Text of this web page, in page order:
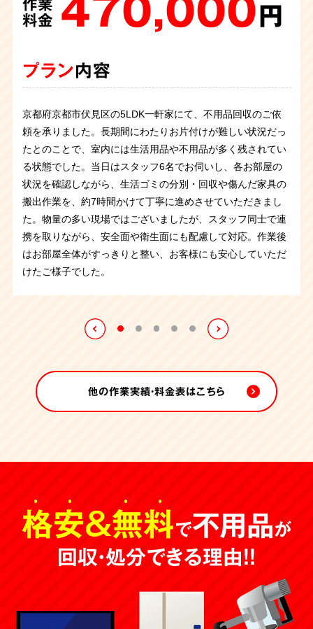
料金 円
プラン内容
京都府京都市伏見区の5LDK一軒家にて、不用品回収のご依
頼を承りました。長期間にわたりお片付けが難しい状況だっ
たとのことで、室内には生活用品や不用品が多く残されてい
る状態でした。当日はスタッフ6名でお伺いし、各お部屋の
状況を確認しながら、生活ゴミの分別・回収や傷んだ家具の
搬出作業を、約7時間かけて丁寧に進めさせていただきまし
た。物量の多い現場ではございましたが、スタッフ同士で連
携を取りながら、安全面や衛生面にも配慮して対応。作業後
はお部屋全体がすっきりと整い、お客様にも安心していただ
けたご様子でした。
作業
料金 98,000円
プラン内容
京都府京都市伏見区の事務所にて、オフィス片付けに伴う指
定不用品の回収を承りました。 事務所整理で発生した不用品
を処分したいとのご依頼をいただき、スタッフ3名でお伺い
しました。当日はあいにく雨天でしたが、オフィス内や搬出
経路を濡らさないよう細心の注意を払いながら、丁寧かつ迅
速に作業を進行。予定通り1時間で全ての回収を完了し、ス
ムーズに作業を終えることができました。作業後には、お客
様から「雨の中でも予定通りに終わらせてくれて安心しまし
た」とのお言葉をいただき、スタッフ一同大変嬉しく感じて
料金 円
プラン内容
京都府京都市伏見区のマンション4DKにて、不用品回収のご
依頼を承りました。
押入れにある来客用布団の回収依頼でした。ご家族が多かっ
た頃は来客も多く、押入れいっぱいに布団を保管していまし
たが、最近は出番がなくなったそうです。ご希望通り、布
団、毛布、枕などを全て回収させていただきました。
作業
料金 130,000円
プラン内容
「長年ため込んでしまった不用品が多かったので、この際、
生前整理を始めようと思い切って相談しました」とおっしゃ
るご依頼者様から、一戸建ての不用品回収をご依頼いただき
ました。今回は押し入れとキッチンのお片付けを対応し、ス
タッフ3名・約3時間ほどで終了いたしました。ご依頼様から
は、「こんなに早く片付けてもらえるのなら、また利用した
い」とのお言葉を笑顔でいただくことができました。
作業 145,000
プラン内容
生前整理に伴ってご自宅を売却されるとの事で、一軒家の丸
ごとお片付けを承りました。部屋数もあり広いお宅でした
が、 普段からきちんと整理されているようでスタッフ3名で5
時間の作業と予定よりも早くに作業完了することができまし
た。 作業の途中で、カメラの買取を相談させていただいたと
ころご快諾いただきましたので、2台買取りとなりました。
買取品目
買取合計
他の作業実績・料金表はこちら
格安＆無料で不用品が
回収・処分できる理由！！